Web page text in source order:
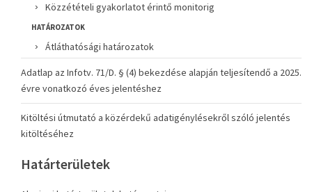
Közzétételi gyakorlatot érintő monitorig
HATÁROZATOK
Átláthatósági határozatok
Adatlap az Infotv. 71/D. § (4) bekezdése alapján teljesítendő a 2025.
évre vonatkozó éves jelentéshez
Kitöltési útmutató a közérdekű adatigénylésekről szóló jelentés
kitöltéséhez
Határterületek